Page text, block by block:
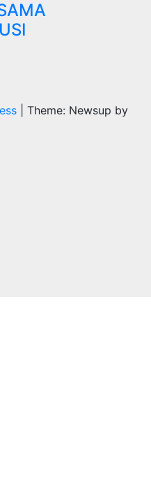
Theme: Newsup by